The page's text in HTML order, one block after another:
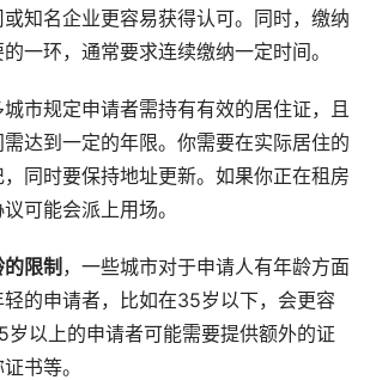
知名企业更容易获得认可。同时，缴纳
一环，通常要求连续缴纳一定时间。
城市规定申请者需持有有效的居住证，且
达到一定的年限。你需要在实际居住的
同时要保持地址更新。如果你正在租房
可能会派上用场。
限制 ，一些城市对于申请人有年龄方面
的申请者，比如在35岁以下，会更容
岁以上的申请者可能需要提供额外的证
书等。